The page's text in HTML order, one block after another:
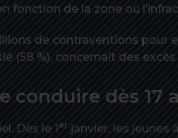
fonction de la zone où
de contraventions pour
(58 %), concernait des
conduire dès 17
Dès le 1 er janvier, les jeunes